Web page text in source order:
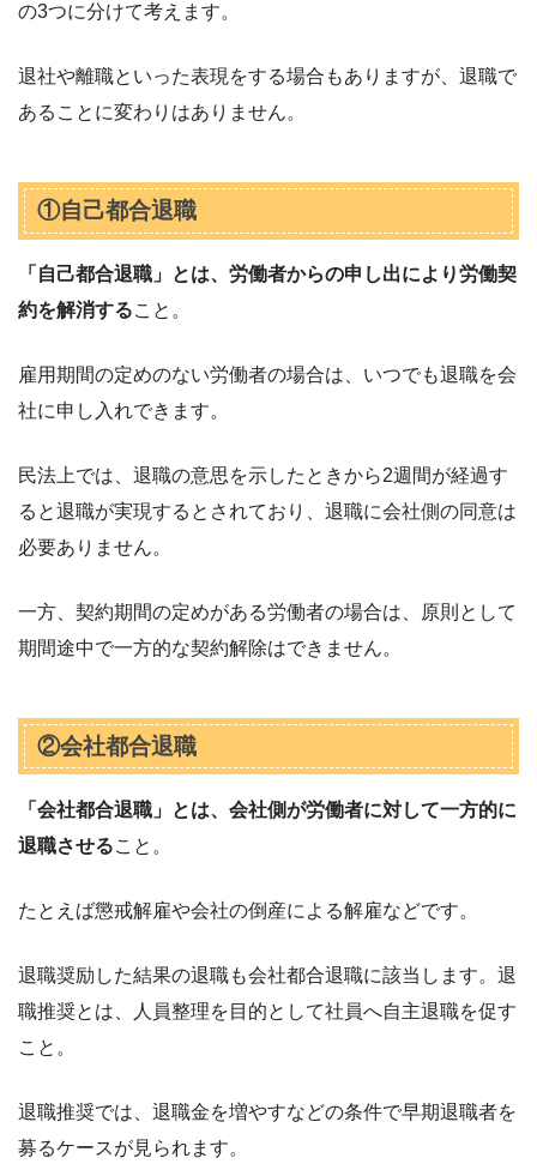
の3つに分けて考えます。
退社や離職といった表現をする場合もありますが、退職で
あることに変わりはありません。
①自己都合退職
「自己都合退職」とは、労働者からの申し出により労働契
約を解消すること。
雇用期間の定めのない労働者の場合は、いつでも退職を会
社に申し入れできます。
民法上では、退職の意思を示したときから2週間が経過す
ると退職が実現するとされており、退職に会社側の同意は
必要ありません。
一方、契約期間の定めがある労働者の場合は、原則として
期間途中で一方的な契約解除はできません。
②会社都合退職
「会社都合退職」とは、会社側が労働者に対して一方的に
退職させること。
たとえば懲戒解雇や会社の倒産による解雇などです。
退職奨励した結果の退職も会社都合退職に該当します。退
職推奨とは、人員整理を目的として社員へ自主退職を促す
こと。
退職推奨では、退職金を増やすなどの条件で早期退職者を
募るケースが見られます。